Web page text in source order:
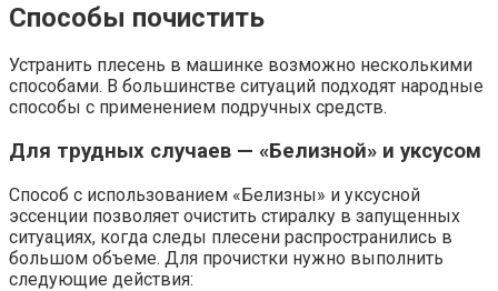
Способы почистить
Устранить плесень в машинке возможно несколькими
способами. В большинстве ситуаций подходят народные
способы с применением подручных средств.
Для трудных случаев — «Белизной» и уксусом
Способ с использованием «Белизны» и уксусной
эссенции позволяет очистить стиралку в запущенных
ситуациях, когда следы плесени распространились в
большом объеме. Для прочистки нужно выполнить
следующие действия: